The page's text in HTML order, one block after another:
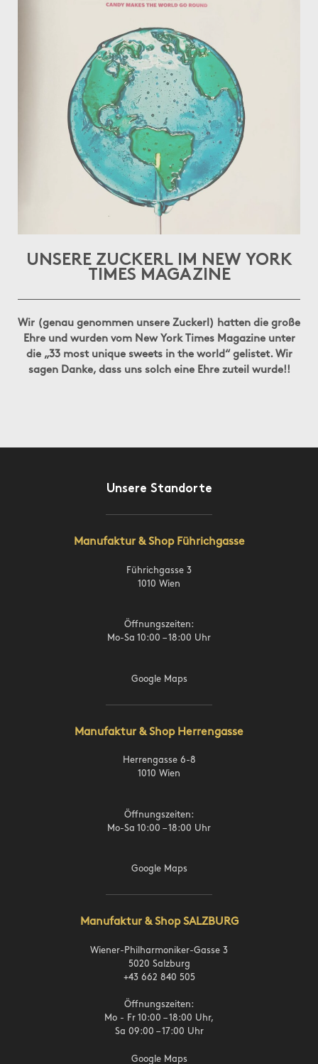
UNSERE ZUCKERL IM NEW YORK
TIMES MAGAZINE
Wir (genau genommen unsere Zuckerl) hatten die große
Ehre und wurden vom New York Times Magazine unter
die „33 most unique sweets in the world“ gelistet. Wir
sagen Danke, dass uns solch eine Ehre zuteil wurde!!
Unsere Standorte
Manufaktur & Shop Führichgasse
Führichgasse 3
1010 Wien
Öffnungszeiten:
Mo-Sa 10:00 – 18:00 Uhr
Google Maps
Manufaktur & Shop Herrengasse
Herrengasse 6-8
1010 Wien
Öffnungszeiten:
Mo-Sa 10:00 – 18:00 Uhr
Google Maps
Manufaktur & Shop SALZBURG
Wiener-Philharmoniker-Gasse 3
5020 Salzburg
+43 662 840 505
Öffnungszeiten:
Mo - Fr 10:00 – 18:00 Uhr,
Sa 09:00 – 17:00 Uhr
Google Maps